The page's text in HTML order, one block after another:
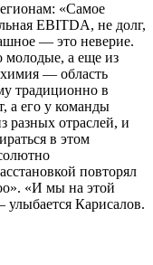
«Самое
EBITDA, не долг,
— это неверие.
молодые, а еще из
— область
традиционно в
а его у команды
отраслей, и
в этом
повторял
«И мы на этой
Карисалов.